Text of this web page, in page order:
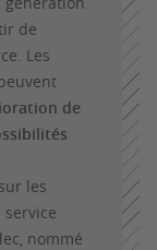
de
Les
de
les
service
nommé